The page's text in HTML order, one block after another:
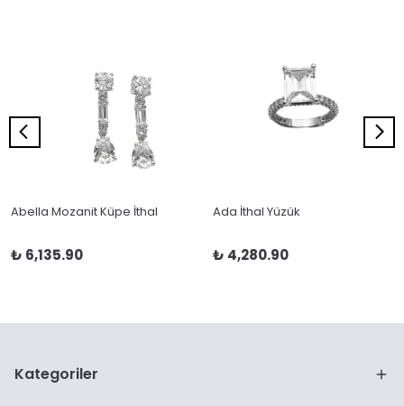
Abella Mozanit Küpe İthal
₺ 6,135.90
Ada İthal Yüzük
₺ 4,280.90
Kategoriler